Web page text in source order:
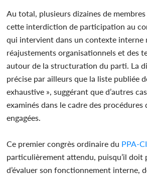
Au total, plusieurs dizaines de
cette interdiction de participation au
qui intervient dans un contexte interne
réajustements organisationnels et des
autour de la structuration du parti. La
précise par ailleurs que la liste publiée
exhaustive », suggérant que d’autres
examinés dans le cadre des procédures
engagées.
Ce premier congrès ordinaire du PPA-CI
particulièrement attendu, puisqu’il doit
d’évaluer son fonctionnement interne,